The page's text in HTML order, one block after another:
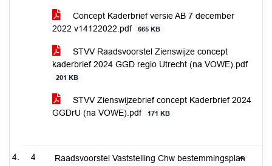
Concept Kaderbrief versie AB 7 december
2022 v14122022.pdf
665 KB
STVV Raadsvoorstel Zienswijze concept
kaderbrief 2024 GGD regio Utrecht (na VOWE).pdf
201 KB
STVV Zienswijzebrief concept Kaderbrief 2024
GGDrU (na VOWE).pdf
171 KB
4
Raadsvoorstel Vaststelling Chw bestemmingsplan